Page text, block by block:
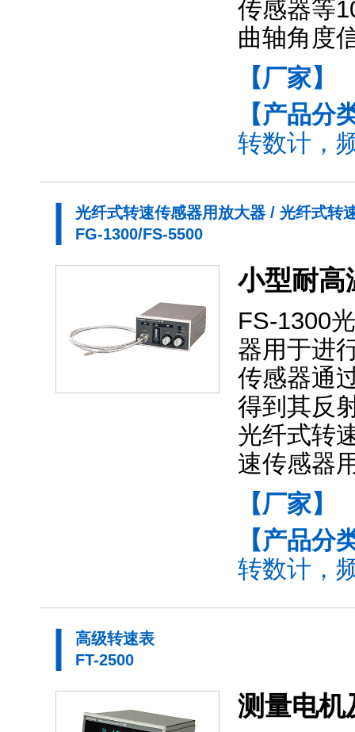
传感器等
曲轴角度
【厂家】
【产品分
转数计，
光纤式转速传感器用放大器 / 光纤式转
FG-1300/FS-5500
小型耐高
FS-1300
器用于进
传感器通
得到其反
光纤式转
速传感器
【厂家】
【产品分
转数计，
高级转速表
FT-2500
测量电机